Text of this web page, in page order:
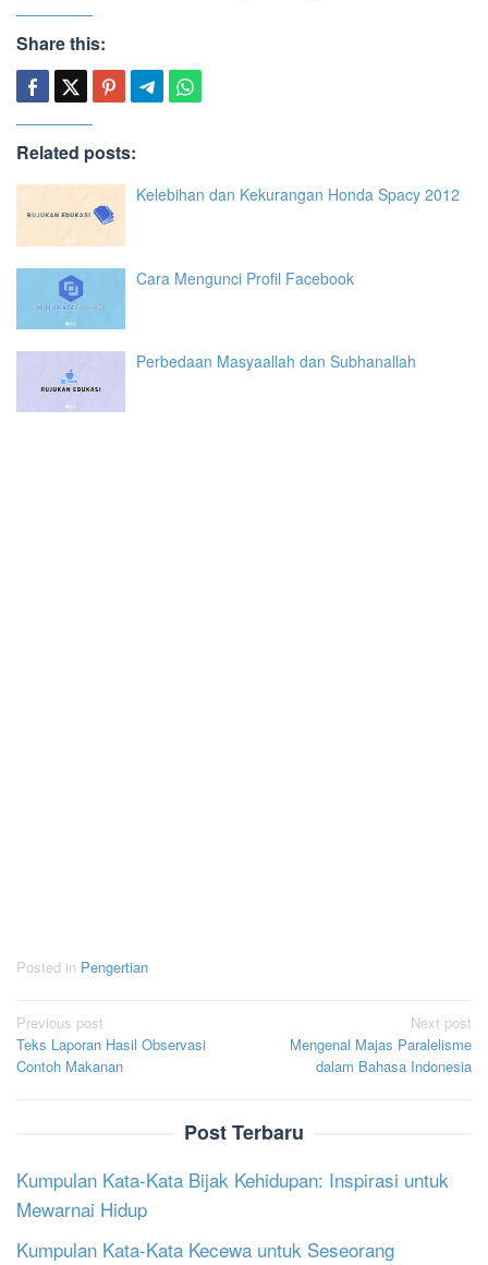
Share this:
Related posts:
Kelebihan dan Kekurangan Honda Spacy 2012
Cara Mengunci Profil Facebook
Perbedaan Masyaallah dan Subhanallah
Posted in Pengertian
Post
navigation
Previous post
Teks Laporan Hasil Observasi
Contoh Makanan
Next post
Mengenal Majas Paralelisme
dalam Bahasa Indonesia
Post Terbaru
Kumpulan Kata-Kata Bijak Kehidupan: Inspirasi untuk
Mewarnai Hidup
Kumpulan Kata-Kata Kecewa untuk Seseorang